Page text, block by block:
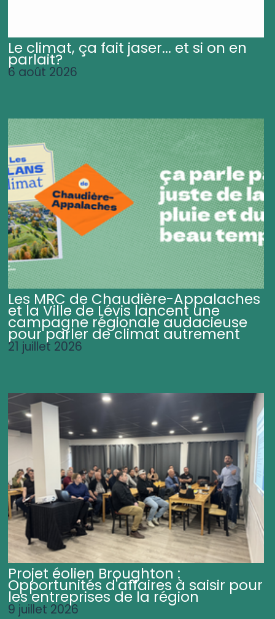
Le climat, ça fait jaser... et si on en
parlait?
6 août 2026
Les MRC de Chaudière-Appalaches
et la Ville de Lévis lancent une
campagne régionale audacieuse
pour parler de climat autrement
21 juillet 2026
Projet éolien Broughton :
Opportunités d'affaires à saisir pour
les entreprises de la région
9 juillet 2026